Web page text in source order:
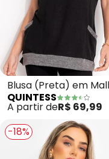
Blusa (Preta) em
Tricô
QUINTESS
A partir deR$ 69,99
-18%